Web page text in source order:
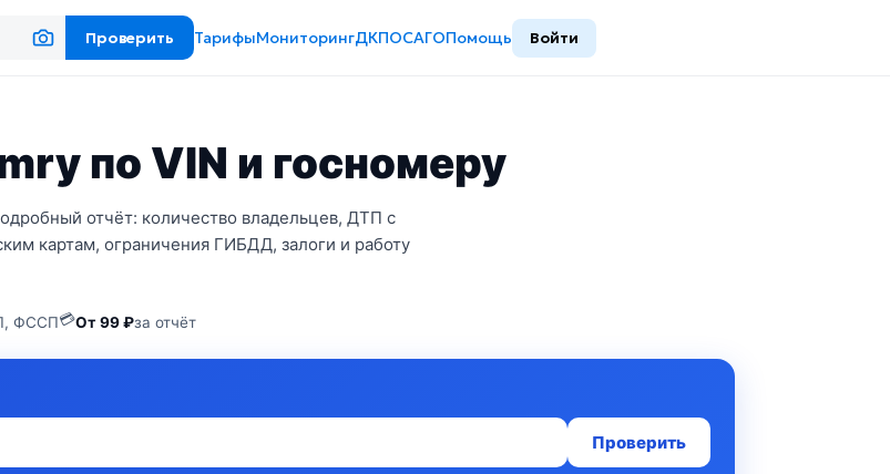
Проверить ТарифыМониторингДКПОСАГОПомощь Войти
по VIN и госномеру
отчёт: количество владельцев, ДТП с
картам, ограничения ГИБДД, залоги и работу
ФССП💳От 99 ₽за отчёт
Проверить